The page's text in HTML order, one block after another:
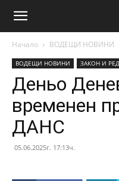
Начало ВОДЕЩИ НОВИНИ
ВОДЕЩИ НОВИНИ ЗАКОН И РЕД
Деньо
временен
ДАНС
05.06.2025г. 17:13ч.